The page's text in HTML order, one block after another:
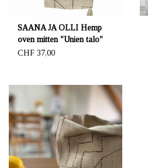
SAANA JA OLLI Hemp
oven mitten "Unien talo"
CHF 37,00